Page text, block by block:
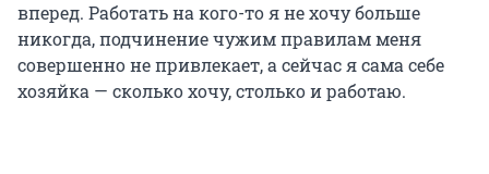
вперед. Работать на кого-то я не хочу больше
никогда, подчинение чужим правилам меня
совершенно не привлекает, а сейчас я сама себе
хозяйка — сколько хочу, столько и работаю.